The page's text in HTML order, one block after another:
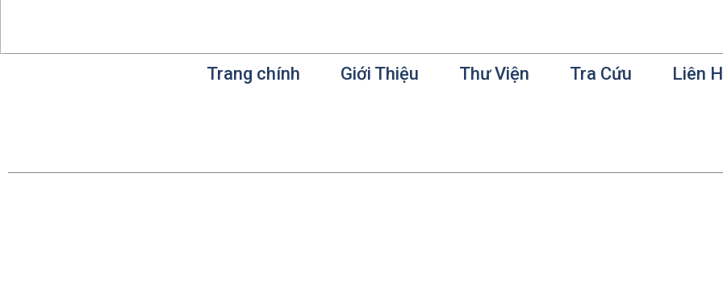
Trang chính Giới Thiệu Thư Viện Tra Cứu Liên